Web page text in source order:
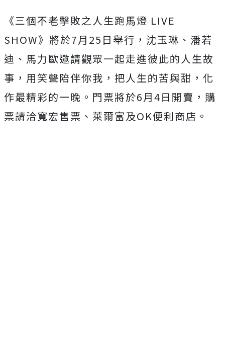
《三個不老擊敗之人生跑馬燈 LIVE
SHOW》將於7月 25 日舉行，沈玉琳、潘若
迪、 馬力歐邀請觀眾一起走進彼此的人生故
事，用笑聲陪伴你我， 把人生的苦與甜，化
作最精彩的一晚。門票將於6月4日開賣， 購
票請洽寬宏售票 、萊爾富及OK便利商店。